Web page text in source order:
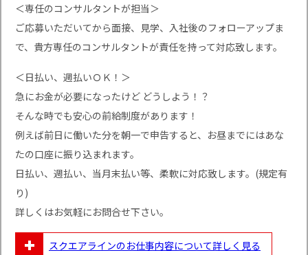
＜専任のコンサルタントが担当＞
ご応募いただいてから面接、見学、入社後のフォローアップま
で、貴方専任のコンサルタントが責任を持って対応致します。
＜日払い、週払いＯＫ！＞
急にお金が必要になったけど どうしよう！？
そんな時でも安心の前給制度があります！
例えば前日に働いた分を朝一で申告すると、お昼までにはあな
たの口座に振り込まれます。
日払い、週払い、当月末払い等、柔軟に対応致します。(規定有
り)
詳しくはお気軽にお問合せ下さい。
スクエアラインのお仕事内容について詳しく見る